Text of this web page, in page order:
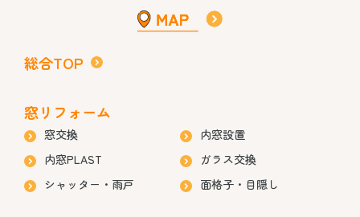
総合TOP
窓リフォーム
窓交換
内窓設置
内窓PLAST
ガラス交換
シャッター・雨戸
面格子・目隠し